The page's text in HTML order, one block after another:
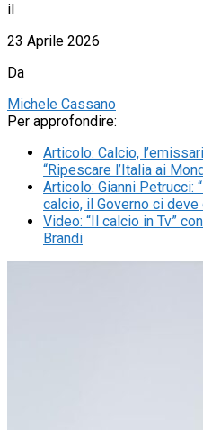
il
23 Aprile 2026
Da
Michele Cassano
Per approfondire:
Articolo: Calcio,
“Ripescare l’Italia ai
Articolo: Gianni Petrucci:
calcio, il Governo ci
Video: “Il calcio in Tv”
Brandi